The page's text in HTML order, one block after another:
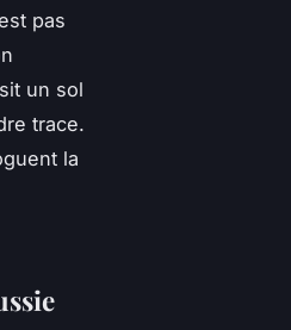
pas
un sol
trace.
la